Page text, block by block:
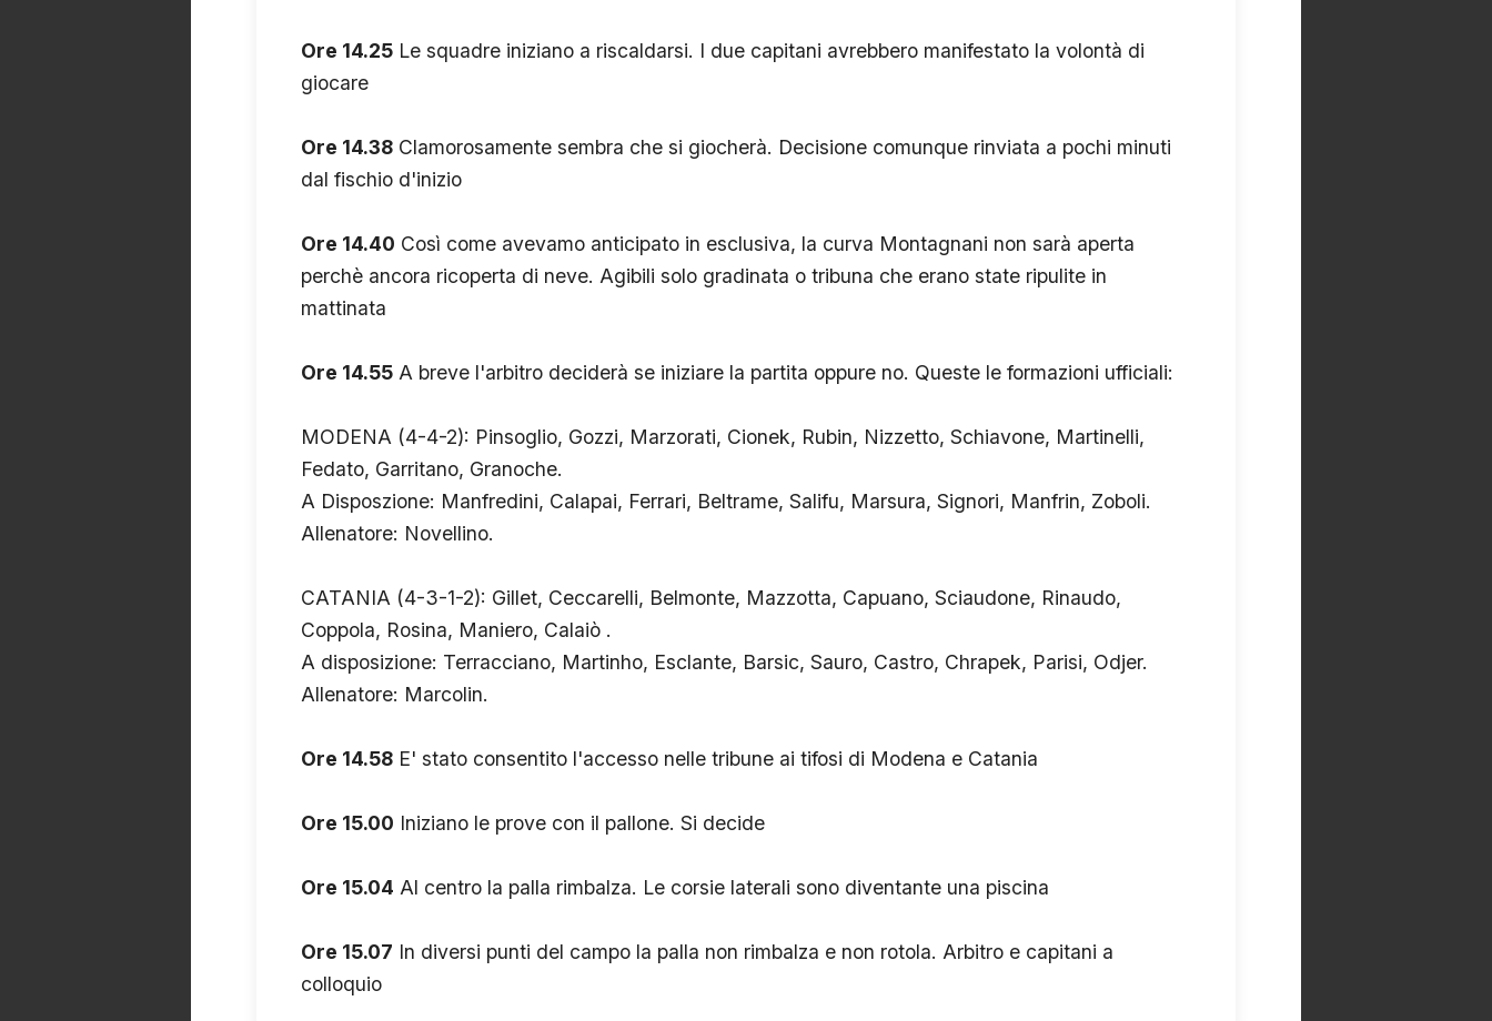
Ore 14.25 Le squadre iniziano a riscaldarsi. I due capitani avrebbero manifestato la volontà di
giocare
Ore 14.38 Clamorosamente sembra che si giocherà. Decisione comunque rinviata a pochi minuti
dal fischio d'inizio
Ore 14.40 Così come avevamo anticipato in esclusiva, la curva Montagnani non sarà aperta
perchè ancora ricoperta di neve. Agibili solo gradinata o tribuna che erano state ripulite in
mattinata
Ore 14.55 A breve l'arbitro deciderà se iniziare la partita oppure no. Queste le formazioni ufficiali:
MODENA (4-4-2): Pinsoglio, Gozzi, Marzorati, Cionek, Rubin, Nizzetto, Schiavone, Martinelli,
Fedato, Garritano, Granoche.
A Disposzione: Manfredini, Calapai, Ferrari, Beltrame, Salifu, Marsura, Signori, Manfrin, Zoboli.
Allenatore: Novellino.
CATANIA (4-3-1-2): Gillet, Ceccarelli, Belmonte, Mazzotta, Capuano, Sciaudone, Rinaudo,
Coppola, Rosina, Maniero, Calaiò .
A disposizione: Terracciano, Martinho, Esclante, Barsic, Sauro, Castro, Chrapek, Parisi, Odjer.
Allenatore: Marcolin.
Ore 14.58 E' stato consentito l'accesso nelle tribune ai tifosi di Modena e Catania
Ore 15.00 Iniziano le prove con il pallone. Si decide
Ore 15.04 Al centro la palla rimbalza. Le corsie laterali sono diventante una piscina
Ore 15.07 In diversi punti del campo la palla non rimbalza e non rotola. Arbitro e capitani a
colloquio